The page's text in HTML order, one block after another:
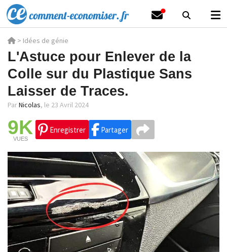
> Idées de génie
L'Astuce pour Enlever de la
Colle sur du Plastique Sans
Laisser de Traces.
ParNicolas, le 23 Avril 2024
9K
VUES
Enregistrer Partager